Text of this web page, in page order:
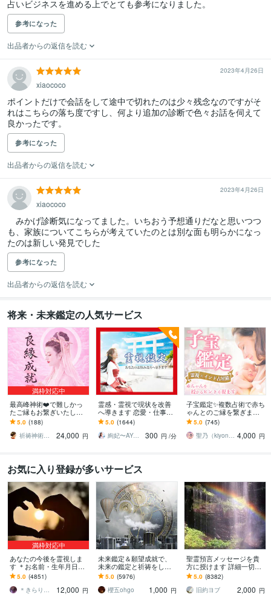
参考になった
出品者からの返信を読む
2023年4月26日
xiaococo
ポイントだけで会話をして途中で切れたのは少々残念なのですがそ
れはこちらの落ち度ですし、何より追加の診断で色々お話を伺えて
良かったです。
参考になった
出品者からの返信を読む
2023年4月26日
xiaococo
みかげ診断気になってました。いちおう予想通りだなと思いつつ
も、家族についてこちらが考えていたのとは別な面も明らかになっ
たのは新しい発見でした
参考になった
出品者からの返信を読む
将来・未来鑑定の人気サービス
満枠対応中
最高峰神術❤️で難しかっ
たご縁もお繋ぎいたしま
す 【最強縁結びの最上
形】あなたの願いを具現
化させます※悪用厳禁
5.0 (188)
祈祷神術師 神羅
24,000 円
霊感・霊視で現状を改善
へ導きます 恋愛・仕事・
相手のお気持ち・未来の
兆し✴︎霊視で鑑定します
5.0 (1644)
絢妃〜AYAKI〜霊視鑑定師
300 円 /分
子宝鑑定✨複数占術で赤ち
ゃんとのご縁を繋ぎます
妊活・不妊でお悩みの方
へ✨子供の性別・時期・妊
娠のアドバイス
5.0 (745)
聖乃（kiyono）★子宝鑑定占い師★ 4,000 円
お気に入り登録が多いサービス
満枠対応中
あなたの今後を霊視しま
す ＊お名前・生年月日不
要・お写真のみで大丈夫
です＊
5.0 (4851)
＊きらりん＊
12,000 円
未来鑑定＆願望成就で、
未来の鑑定と祈祷をしま
す 霊視による未来鑑定と
願望成就の祈祷セット
5.0 (5976)
櫻五ohgo
1,000 円
聖霊預言メッセージを貴
方に授けます 詳細一切聞
かずに霊的預言メッセー
ジを貴方にお伝え致しま
す。
5.0 (8382)
旧約ヨブ
2,000 円